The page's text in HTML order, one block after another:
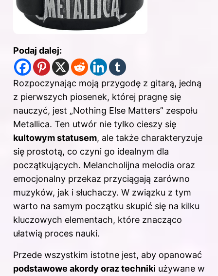
Podaj dalej:
Rozpoczynając moją przygodę z gitarą, jedną
z pierwszych piosenek, której pragnę się
nauczyć, jest „Nothing Else Matters” zespołu
Metallica. Ten utwór nie tylko cieszy się
kultowym statusem, ale także charakteryzuje
się prostotą, co czyni go idealnym dla
początkujących. Melancholijna melodia oraz
emocjonalny przekaz przyciągają zarówno
muzyków, jak i słuchaczy. W związku z tym
warto na samym początku skupić się na kilku
kluczowych elementach, które znacząco
ułatwią proces nauki.
Przede wszystkim istotne jest, aby opanować
podstawowe akordy oraz techniki używane w